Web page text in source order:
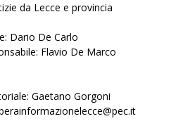
da Lecce e provincia
Dario De Carlo
Flavio De Marco
Gaetano Gorgoni